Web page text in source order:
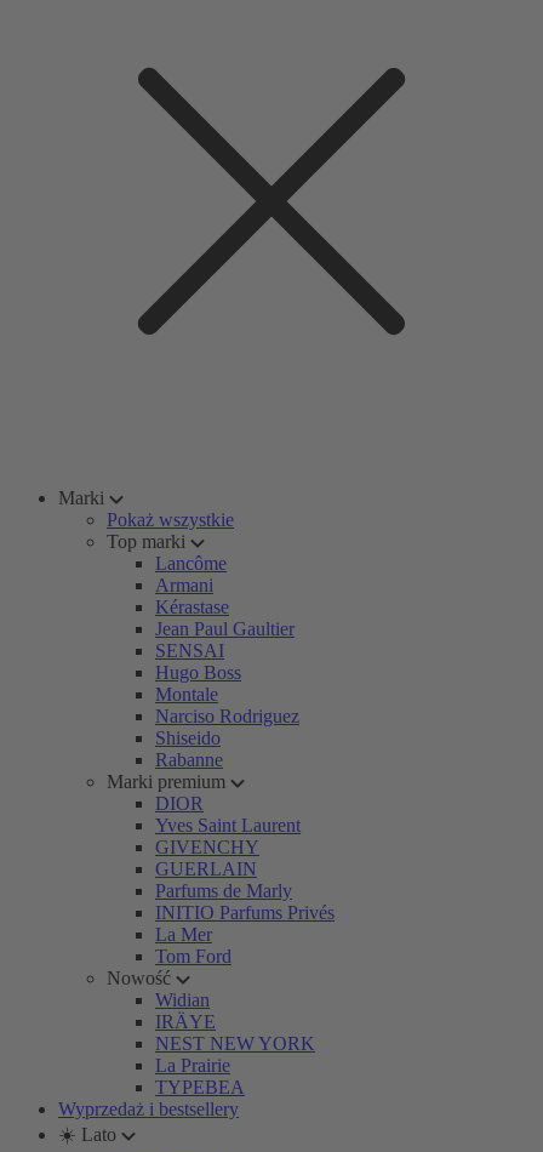
Marki
Pokaż wszystkie
Top marki
Lancôme
Armani
Kérastase
Jean Paul Gaultier
SENSAI
Hugo Boss
Montale
Narciso Rodriguez
Shiseido
Rabanne
Marki premium
DIOR
Yves Saint Laurent
GIVENCHY
GUERLAIN
Parfums de Marly
INITIO Parfums Privés
La Mer
Tom Ford
Nowość
Widian
IRÄYE
NEST NEW YORK
La Prairie
TYPEBEA
Wyprzedaż i bestsellery
☀️ Lato